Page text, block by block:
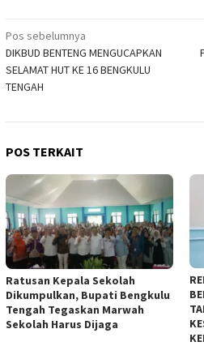
Navigasi
pos
Pos sebelumnya
DIKBUD BENTENG MENGUCAPKAN
SELAMAT HUT KE 16 BENGKULU
TENGAH
POS TERKAIT
Ratusan Kepala Sekolah
Dikumpulkan, Bupati Bengkulu
Tengah Tegaskan Marwah
Sekolah Harus Dijaga